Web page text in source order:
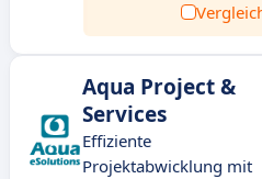
Aqua Project &
Services
Effiziente
Projektabwicklung mit